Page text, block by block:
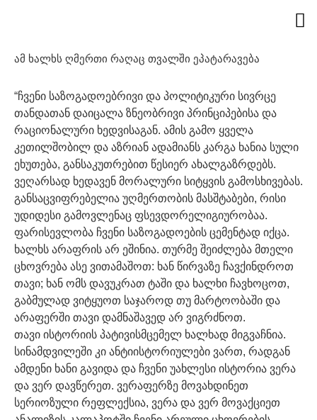
ამ ხალხს ღმერთი რაღაც თვალში ეპატარავება
“ჩვენი საზოგადოებრივი და პოლიტიკური სივრცე
თანდათან დაიცალა ზნეობრივი პრინციპებისა და
რაციონალური ხედვისაგან. ამის გამო ყველა
კეთილშობილ და აზრიან ადამიანს კარგა ხანია სული
ეხუთება, განსაკუთრებით წესიერ ახალგაზრდებს.
ვეღარსად ხედავენ მორალური სიტყვის გამოსხივებას.
განსაცვიფრებელია უღმერთობის მასშტაბები, რისი
უდიდესი გამოვლენაც ფსევდორელიგიურობაა.
ფარისევლობა ჩვენი საზოგადოების ცემენტად იქცა.
ხალხს არაფრის არ ეშინია. თურმე შეიძლება მთელი
ცხოვრება ასე ვითამაშოთ: ხან წირვაზე ჩავქინდროთ
თავი; ხან ომს დავუკრათ ტაში და ხალხი ჩავხოცოთ,
გაბმულად ვიტყუოთ საჯაროდ თუ მარტოობაში და
არაფერში თავი დამნაშავედ არ ვიგრძნოთ.
თავი ისტორიის პატივისმცემელ ხალხად მიგვაჩნია.
სინამდვილეში კი ანტიისტორიულები ვართ, რადგან
ამდენი ხანი გავიდა და ჩვენი უახლესი ისტორია ვერა
და ვერ დავწერეთ. ვერაფერზე მოვახდინეთ
სერიოზული რეფლექსია, ვერა და ვერ მოვაქციეთ